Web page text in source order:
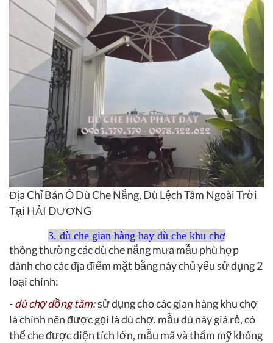
Địa Chỉ Bán Ô Dù Che Nắng, Dù Lệch Tâm Ngoài Trời
Tại HẢI DƯƠNG
3. dù che gian hàng hay dù che khu chợ
thông thường các dù che nắng mưa mẫu phù hợp
dành cho các địa điểm mặt bằng này chủ yếu sử dụng 2
loại chính:
-dù chợ đồng tâm:sử dụng cho các gian hàng khu chợ
là chính nên được gọi là dù chợ. mẫu dù này giá rẻ, có
thể che được diện tích lớn, mẫu mã và thẩm mỹ không